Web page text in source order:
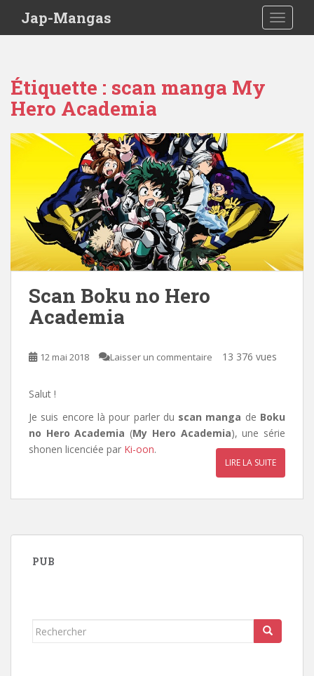
Jap-Mangas
Étiquette : scan manga My
Hero Academia
Scan Boku no Hero
Academia
12 mai 2018 Laisser un commentaire 13 376 vues
Salut !
Je suis encore là pour parler du scan manga de Boku
no Hero Academia (My Hero Academia), une série
shonen licenciée par Ki-oon.
LIRE LA SUITE
PUB
Rechercher...